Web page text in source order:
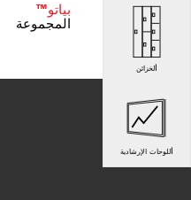
بياتو™
المجموعة
الخزائن
اللوحات الإرشادية